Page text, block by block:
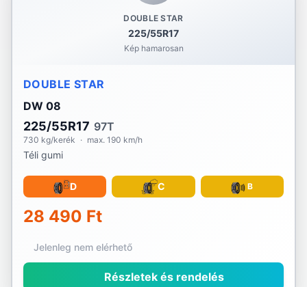
DOUBLE STAR
225/55R17
Kép hamarosan
DOUBLE STAR
DW 08
225/55R17 97T
730 kg/kerék · max. 190 km/h
Téli gumi
D C B
28 490 Ft
Jelenleg nem elérhető
Részletek és rendelés